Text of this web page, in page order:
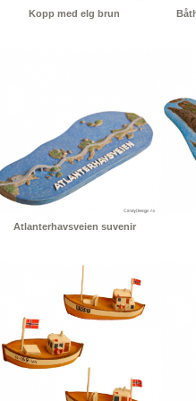
Kopp med elg brun
Atlanterhavsveien suvenir